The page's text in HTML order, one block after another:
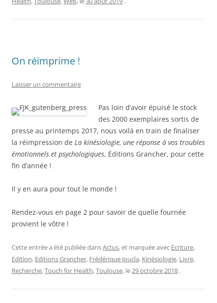
On réimprime !
Laisser un commentaire
Pas loin d’avoir épuisé le stock
des 2000 exemplaires sortis de
presse au printemps 2017, nous voilà en train de finaliser
la réimpression de La kinésiologie, une réponse à vos troubles
émotionnels et psychologiques, Éditions Grancher, pour cette
fin d’année !
Il y en aura pour tout le monde !
Rendez-vous en page 2 pour savoir de quelle fournée
provient le vôtre !
Cette entrée a été publiée dansActus, et marquée avec Ecriture,
Edition, Editions Grancher, Frédérique Joucla, Kinésiologie, Livre,
Recherche,Touch for Health,Toulouse, le29 octobre 2018 .